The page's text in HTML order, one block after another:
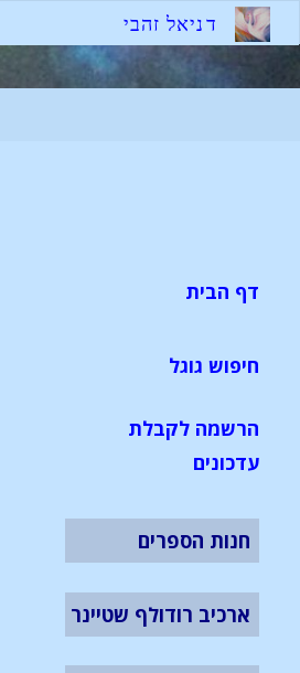
דניאל זהבי
דף הבית
חיפוש גוגל
הרשמה לקבלת
עדכונים
חנות הספרים
ארכיב רודולף שטיינר